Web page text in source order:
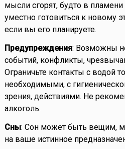
мысли сгорят, будто в
уместно готовиться к новому
если вы его планируете.
Предупреждения: Возможны
событий, конфликты,
Ограничьте контакты с водой
необходимыми, с
зрения, действиями. Не
алкоголь.
Сны: Сон может быть вещим,
на ваше истинное